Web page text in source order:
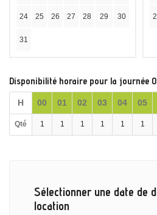
24 25 26 27 28 29 30
31
Disponibilité horaire pour la journée
H 00 01 02 03 04 05
Qté 1 1 1 1 1 1
Sélectionner une date de
location